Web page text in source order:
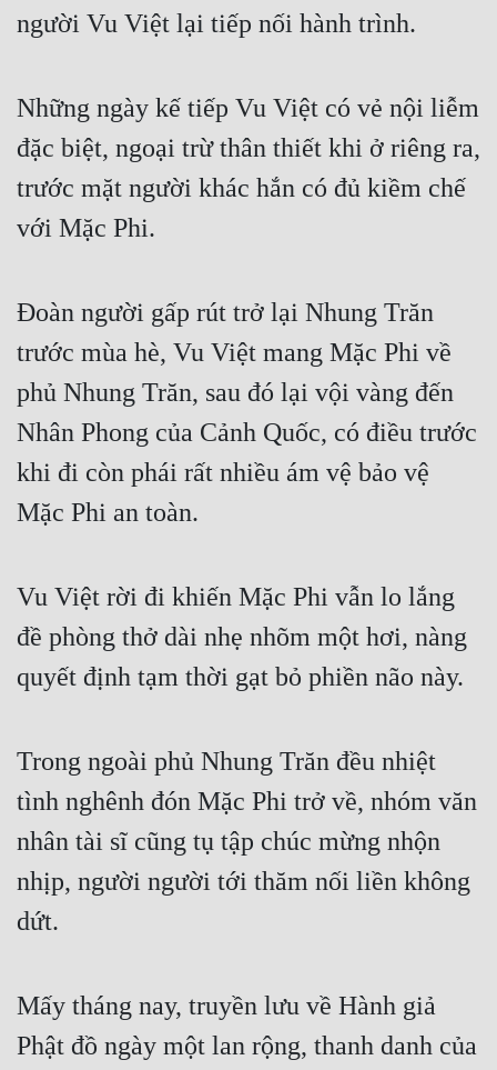
người Vu Việt lại tiếp nối hành trình.
Những ngày kế tiếp Vu Việt có vẻ nội liễm
đặc biệt, ngoại trừ thân thiết khi ở riêng ra,
trước mặt người khác hắn có đủ kiềm chế
với Mặc Phi.
Đoàn người gấp rút trở lại Nhung Trăn
trước mùa hè, Vu Việt mang Mặc Phi về
phủ Nhung Trăn, sau đó lại vội vàng đến
Nhân Phong của Cảnh Quốc, có điều trước
khi đi còn phái rất nhiều ám vệ bảo vệ
Mặc Phi an toàn.
Vu Việt rời đi khiến Mặc Phi vẫn lo lắng
đề phòng thở dài nhẹ nhõm một hơi, nàng
quyết định tạm thời gạt bỏ phiền não này.
Trong ngoài phủ Nhung Trăn đều nhiệt
tình nghênh đón Mặc Phi trở về, nhóm văn
nhân tài sĩ cũng tụ tập chúc mừng nhộn
nhịp, người người tới thăm nối liền không
dứt.
Mấy tháng nay, truyền lưu về Hành giả
Phật đồ ngày một lan rộng, thanh danh của